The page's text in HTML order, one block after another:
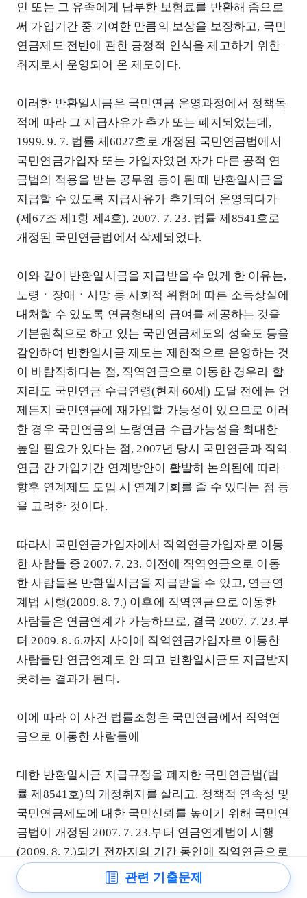
인 또는 그 유족에게 납부한 보험료를 반환해 줌으로
써 가입기간 중 기여한 만큼의 보상을 보장하고, 국민
연금제도 전반에 관한 긍정적 인식을 제고하기 위한
취지로서 운영되어 온 제도이다.
이러한 반환일시금은 국민연금 운영과정에서 정책목
적에 따라 그 지급사유가 추가 또는 폐지되었는데,
1999. 9. 7. 법률 제6027호로 개정된 국민연금법에서
국민연금가입자 또는 가입자였던 자가 다른 공적 연
금법의 적용을 받는 공무원 등이 된 때 반환일시금을
지급할 수 있도록 지급사유가 추가되어 운영되다가
(제67조 제1항 제4호), 2007. 7. 23. 법률 제8541호로
개정된 국민연금법에서 삭제되었다.
이와 같이 반환일시금을 지급받을 수 없게 한 이유는,
노령ㆍ장애ㆍ사망 등 사회적 위험에 따른 소득상실에
대처할 수 있도록 연금형태의 급여를 제공하는 것을
기본원칙으로 하고 있는 국민연금제도의 성숙도 등을
감안하여 반환일시금 제도는 제한적으로 운영하는 것
이 바람직하다는 점, 직역연금으로 이동한 경우라 할
지라도 국민연금 수급연령(현재 60세) 도달 전에는 언
제든지 국민연금에 재가입할 가능성이 있으므로 이러
한 경우 국민연금의 노령연금 수급가능성을 최대한
높일 필요가 있다는 점, 2007년 당시 국민연금과 직역
연금 간 가입기간 연계방안이 활발히 논의됨에 따라
향후 연계제도 도입 시 연계기회를 줄 수 있다는 점 등
을 고려한 것이다.
따라서 국민연금가입자에서 직역연금가입자로 이동
한 사람들 중 2007. 7. 23. 이전에 직역연금으로 이동
한 사람들은 반환일시금을 지급받을 수 있고, 연금연
계법 시행(2009. 8. 7.) 이후에 직역연금으로 이동한
사람들은 연금연계가 가능하므로, 결국 2007. 7. 23.부
터 2009. 8. 6.까지 사이에 직역연금가입자로 이동한
사람들만 연금연계도 안 되고 반환일시금도 지급받지
못하는 결과가 된다.
이에 따라 이 사건 법률조항은 국민연금에서 직역연
금으로 이동한 사람들에
대한 반환일시금 지급규정을 폐지한 국민연금법(법
률 제8541호)의 개정취지를 살리고, 정책적 연속성 및
국민연금제도에 대한 국민신뢰를 높이기 위해 국민연
금법이 개정된 2007. 7. 23.부터 연금연계법이 시행
(2009. 8. 7.)되기 전까지의 기간 동안에 직역연금으로
이동한 사람들에 대하여도 연금연계신청을 할 수 있
도록 허용한 것이다.
관련 기출문제